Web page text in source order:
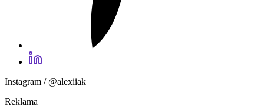
Instagram / @alexiiak
Reklama